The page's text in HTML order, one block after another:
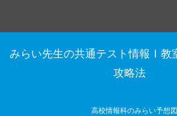
みらい先生の共通テスト情報Ⅰ教
攻略法
高校情報科のみらい予想図